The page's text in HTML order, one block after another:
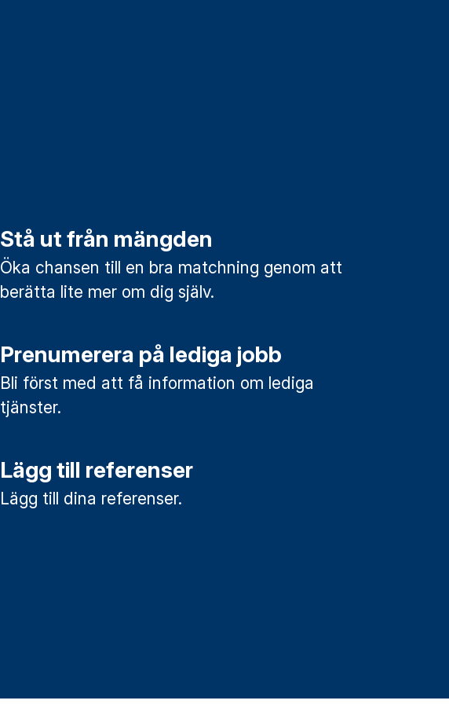
Stå ut från mängden
Öka chansen till en bra matchning genom att
berätta lite mer om dig själv.
Prenumerera på lediga jobb
Bli först med att få information om lediga
tjänster.
Lägg till referenser
Lägg till dina referenser.